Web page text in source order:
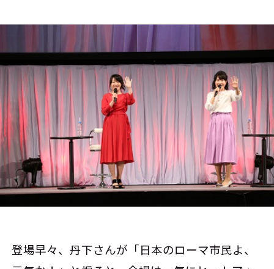
登場早々、丹下さんが「日本のローマ市民よ、